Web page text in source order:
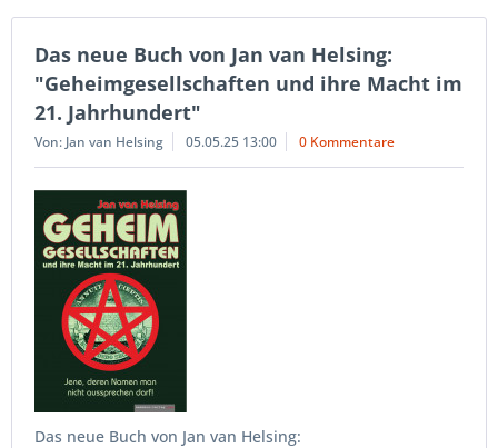
Das neue Buch von Jan van Helsing:
"Geheimgesellschaften und ihre Macht im
21. Jahrhundert"
Von: Jan van Helsing 05.05.25 13:00 0 Kommentare
Das neue Buch von Jan van Helsing: